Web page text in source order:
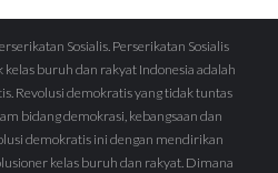
Sosialis. Perserikatan Sosialis
buruh dan rakyat Indonesia adalah
Revolusi demokratis yang tidak tuntas
bidang demokrasi, kebangsaan dan
demokratis ini dengan mendirikan
kelas buruh dan rakyat. Dimana